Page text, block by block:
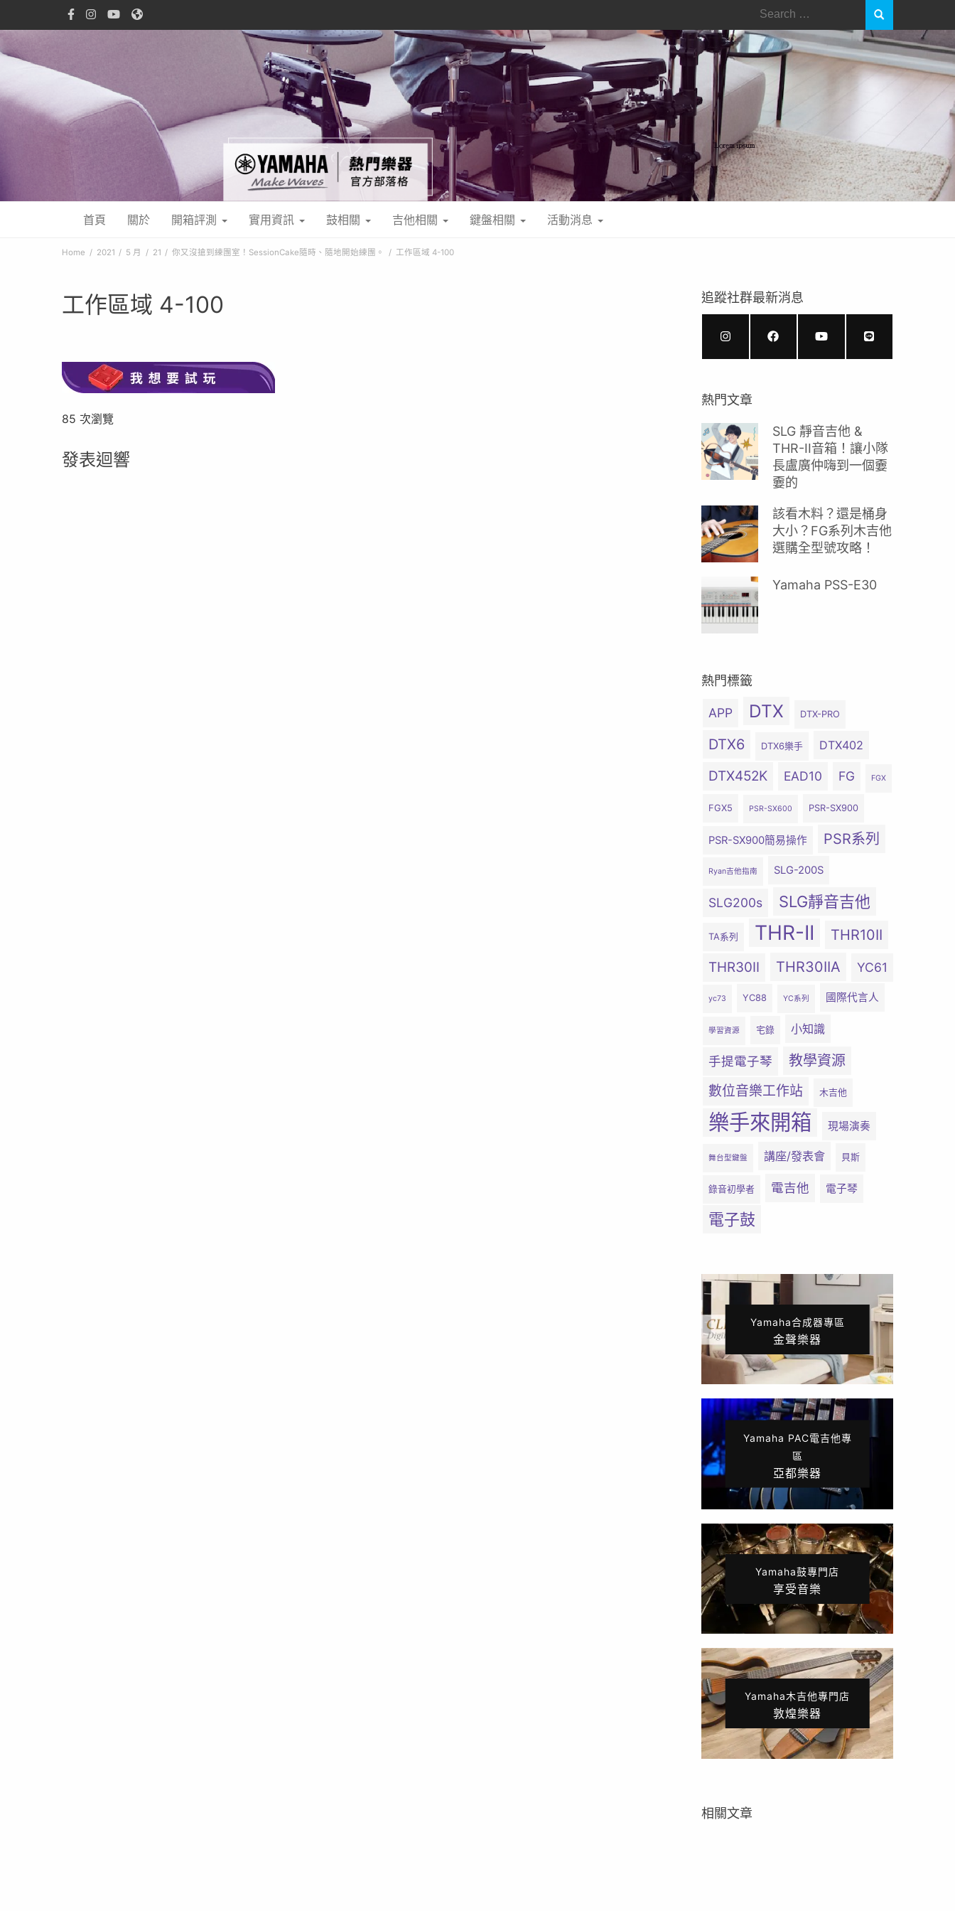
Search
首頁 關於 開箱評測 實用資訊 鼓相關 吉他相關 鍵盤相關 活動消息
Home 2021 5 月 21 你又沒搶到練團室！SessionCake隨時、隨地開始練團。 工作區域 4-100
工作區域 4-100
85 次瀏覽
發表迴響
追蹤社群最新消息
熱門文章
SLG 靜音吉他 &
THR-II音箱！讓小隊
長盧廣仲嗨到一個嫑
嫑的
該看木料？還是桶身
大小？FG系列木吉他
選購全型號攻略！
Yamaha PSS-E30
熱門標籤
APP DTX DTX-PRO
DTX6 DTX6樂手 DTX402
DTX452K EAD10 FG FGX
FGX5 PSR-SX600 PSR-SX900
PSR-SX900簡易操作 PSR系列
Ryan吉他指南 SLG-200S
SLG200s SLG靜音吉他
TA系列 THR-II THR10II
THR30II THR30IIA YC61
yc73 YC88 YC系列 國際代言人
學習資源 宅錄 小知識
手提電子琴 教學資源
數位音樂工作站 木吉他
樂手來開箱 現場演奏
舞台型鍵盤 講座/發表會 貝斯
錄音初學者 電吉他 電子琴
電子鼓
Yamaha合成器專區
金聲樂器
Yamaha PAC電吉他專
區
亞都樂器
Yamaha鼓專門店
享受音樂
Yamaha木吉他專門店
敦煌樂器
相關文章